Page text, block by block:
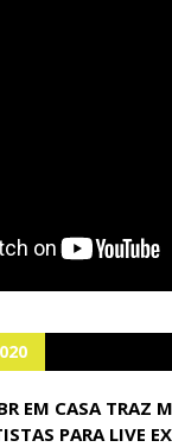
EM CASA TRAZ
PARA LIVE